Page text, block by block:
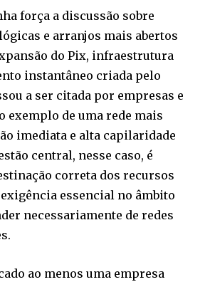
força a discussão sobre
e arranjos mais abertos
do Pix, infraestrutura
instantâneo criada pelo
a ser citada por empresas e
exemplo de uma rede mais
imediata e alta capilaridade
central, nesse caso, é
correta dos recursos
essencial no âmbito
necessariamente de redes
ao menos uma empresa